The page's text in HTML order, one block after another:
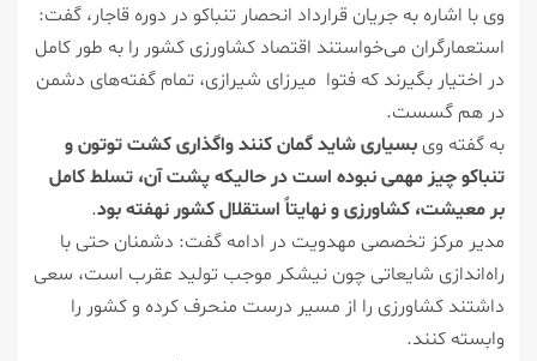
وی با اشاره به جریان قرارداد انحصار تنباکو در دوره قاجار، گفت:
استعمارگران می‌خواستند اقتصاد کشاورزی کشور را به طور کامل
در اختیار بگیرند که فتوا میرزای شیرازی، تمام گفته‌های دشمن
در هم گسست.
به گفته وی بسیاری شاید گمان کنند واگذاری کشت توتون و
تنباکو چیز مهمی نبوده است در حالیکه پشت آن، تسلط کامل
بر معیشت، کشاورزی و نهایتاً استقلال کشور نهفته بود.
مدیر مرکز تخصصی مهدویت در ادامه گفت: دشمنان حتی با
راه‌اندازی شایعاتی چون نیشکر موجب تولید عقرب است، سعی
داشتند کشاورزی را از مسیر درست منحرف کرده و کشور را
وابسته کنند.